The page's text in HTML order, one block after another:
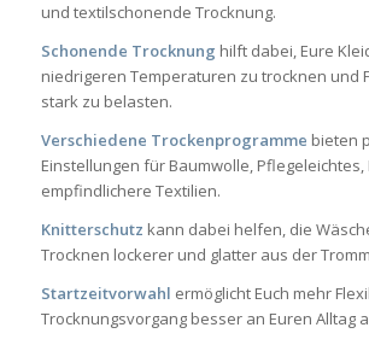
und textilschonende Trocknung.
Schonende Trocknung hilft dabei, Eure
niedrigeren Temperaturen zu trocknen und
stark zu belasten.
Verschiedene Trockenprogramme bieten
Einstellungen für Baumwolle,
empfindlichere Textilien.
Knitterschutz kann dabei helfen, die
Trocknen lockerer und glatter aus der
Startzeitvorwahl ermöglicht Euch mehr
Trocknungsvorgang besser an Euren Alltag